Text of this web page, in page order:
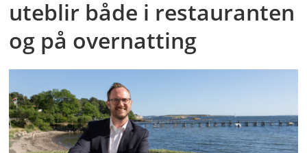
uteblir både i restauranten
og på overnatting